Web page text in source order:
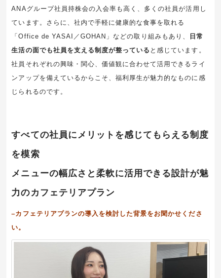
ANAグループ社員持株会の入会率も高く、多くの社員が活用し
ています。さらに、社内で手軽に健康的な食事を取れる
「Office de YASAI／GOHAN」などの取り組みもあり、
日常
生活の面でも社員を支える制度が整っている と感じています。
社員それぞれの興味・関心、価値観に合わせて活用できるライ
ンアップを備えているからこそ、福利厚生が魅力的なものに感
じられるのです。
すべての社員にメリットを感じてもらえる制度
を模索
メニューの幅広さと柔軟に活用できる設計が魅
力のカフェテリアプラン
–カフェテリアプランの導入を検討した背景をお聞かせくださ
い。